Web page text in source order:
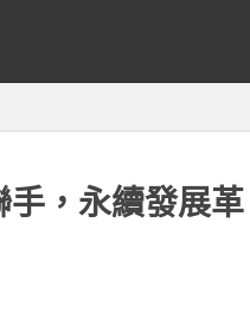
，永續發展革